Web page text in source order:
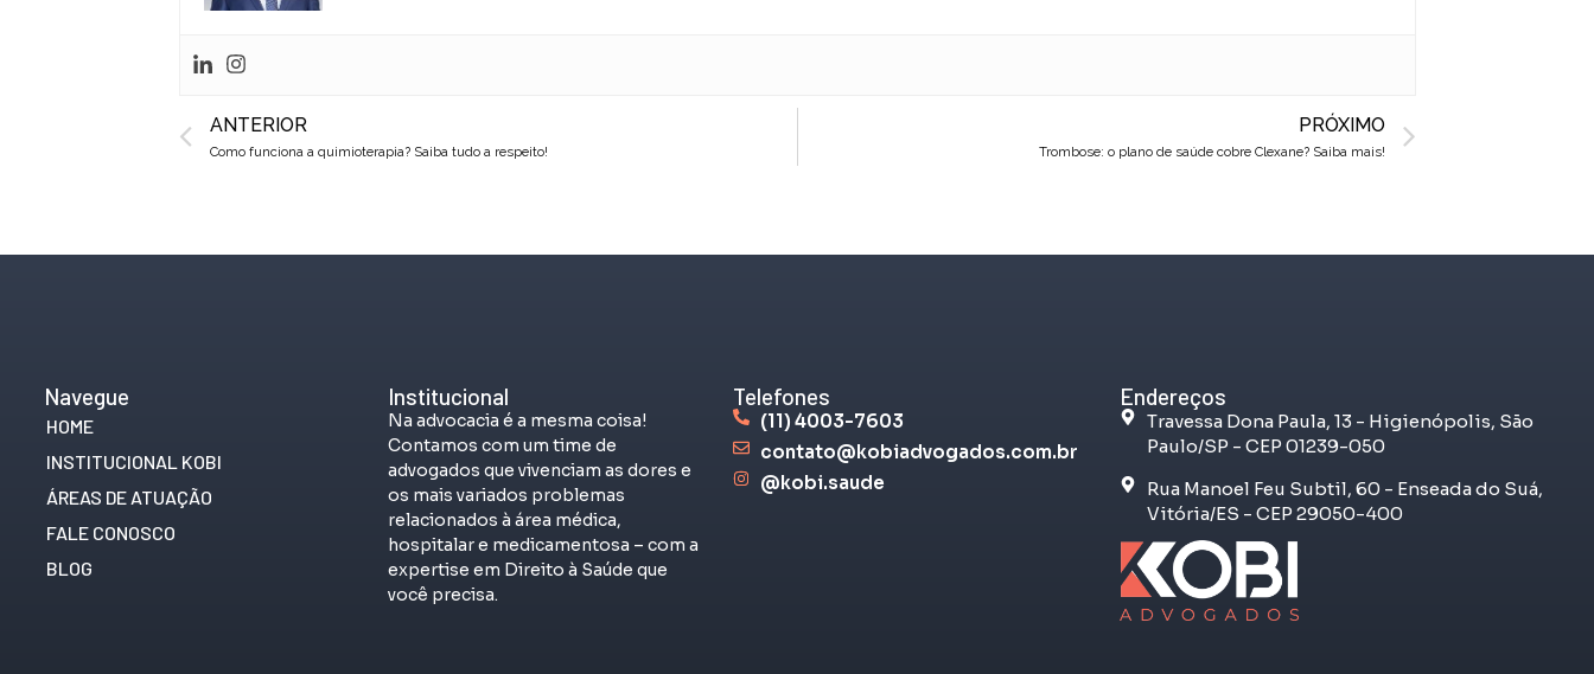
Prev
ANTERIOR
Como funciona a quimioterapia? Saiba tudo a respeito!
PRÓXIMO
Trombose: o plano de saúde cobre Clexane? Saiba mais!
Navegue
HOME
INSTITUCIONAL KOBI
ÁREAS DE ATUAÇÃO
FALE CONOSCO
BLOG
Institucional
Na advocacia é a mesma coisa!
Contamos com um time de
advogados que vivenciam as dores e
os mais variados problemas
relacionados à área médica,
hospitalar e medicamentosa – com a
expertise em Direito à Saúde que
você precisa.
Telefones
(11) 4003-7603
contato@kobiadvogados.com.br
@kobi.saude
Endereços
Travessa Dona Paula, 13 - Higienópolis, São
Paulo/SP - CEP 01239-050
Rua Manoel Feu Subtil, 60 - Enseada do Suá,
Vitória/ES - CEP 29050-400